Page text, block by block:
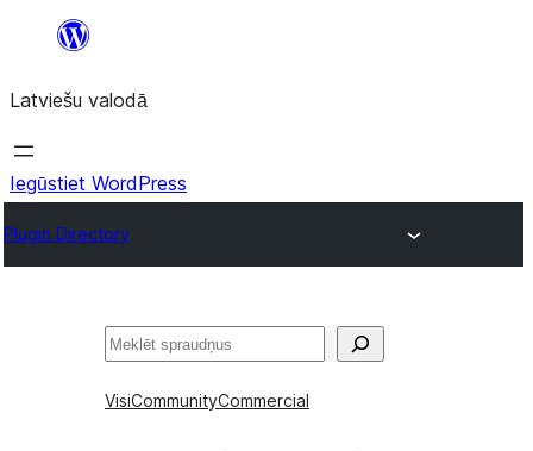
Pāriet
saturu
Latviešu valodā
Iegūstiet WordPress
Plugin Directory
Meklēt
VisiCommunityCommercial